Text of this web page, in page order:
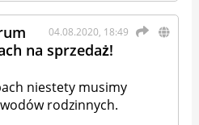
04.08.2020, 18:49
na sprzedaż!
niestety musimy
rodzinnych.